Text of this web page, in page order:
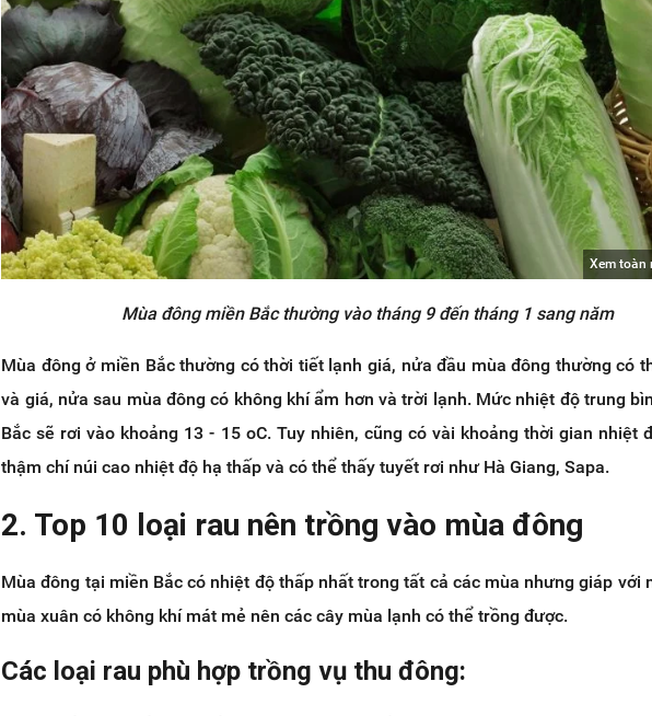
Xem toàn
Mùa đông miền Bắc thường vào tháng 9 đến tháng 1 sang năm
Mùa đông ở miền Bắc thường có thời tiết lạnh giá, nửa đầu mùa đông thường có
và giá, nửa sau mùa đông có không khí ẩm hơn và trời lạnh. Mức nhiệt độ trung
Bắc sẽ rơi vào khoảng 13 - 15 oC. Tuy nhiên, cũng có vài khoảng thời gian nhiệt
thậm chí núi cao nhiệt độ hạ thấp và có thể thấy tuyết rơi như Hà Giang, Sapa.
2. Top 10 loại rau nên trồng vào mùa đông
Mùa đông tại miền Bắc có nhiệt độ thấp nhất trong tất cả các mùa nhưng giáp với
mùa xuân có không khí mát mẻ nên các cây mùa lạnh có thể trồng được.
Các loại rau phù hợp trồng vụ thu đông: